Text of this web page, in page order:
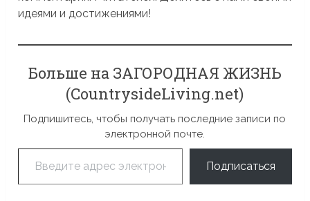
идеями и достижениями!
Больше на ЗАГОРОДНАЯ ЖИЗНЬ
(CountrysideLiving.net)
Подпишитесь, чтобы получать последние записи по
электронной почте.
Введите адрес электронной почты…
Подписаться